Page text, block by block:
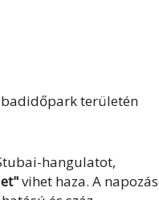
területén
hangulatot,
vihet haza. A napozás